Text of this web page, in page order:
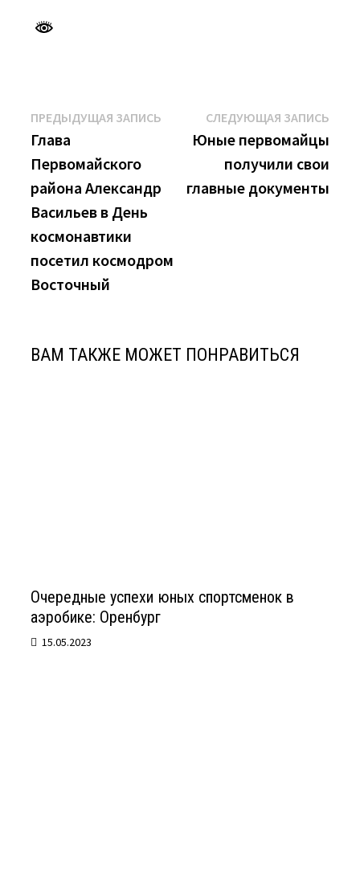
Навигация
по
записям
ПРЕДЫДУЩАЯ ЗАПИСЬ Предыдущая
запись:
Глава
Первомайского
района Александр
Васильев в День
космонавтики
посетил космодром
Восточный
СЛЕДУЮЩАЯ ЗАПИСЬ
Юные первомайцы
получили свои
главные документы
ВАМ ТАКЖЕ МОЖЕТ ПОНРАВИТЬСЯ
Очередные успехи юных спортсменок в
аэробике: Оренбург
15.05.2023